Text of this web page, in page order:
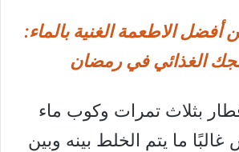
من أفضل الاطعمة الغنية بالماء:
الغذائي في رمضان
بثلاث تمرات وكوب ماء
ما يتم الخلط بينه وبين